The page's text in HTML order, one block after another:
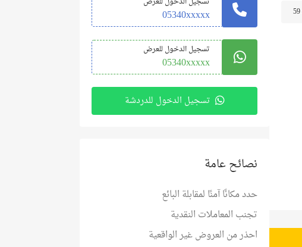
59
05340xxxxx
تسجيل الدخول للعرض
05340xxxxx
تسجيل الدخول للدردشة
نصائح عامة
حدد مكانًا آمنًا لمقابلة البائع
تجنب المعاملات النقدية
احذر من العروض غير الواقعية